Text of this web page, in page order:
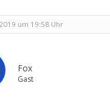
um 19:58 Uhr
Fox
Gast